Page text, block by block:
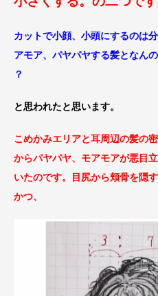
カットで小顔、小頭にするのは
アモア、パヤパヤする髪となん
？
と思われたと思います。
こめかみエリアと耳周辺の髪の
からパヤパヤ、モアモアが悪目
いたのです。目尻から頬骨を隠
かつ、